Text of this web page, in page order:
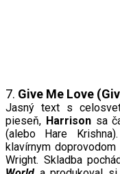
7. Give Me Love
Jasný text s
pieseň, Harrisonsa
(alebo Hare
klavírnym doprovodom
Wright. Skladba